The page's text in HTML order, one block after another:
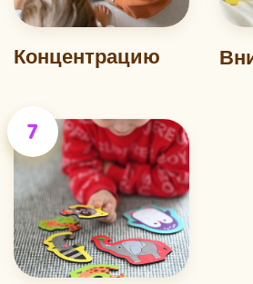
г. Йошкар-Ола,
ул. Кирпичная, 1
info@alatoys-market.ru
Подписывайтесь на нас